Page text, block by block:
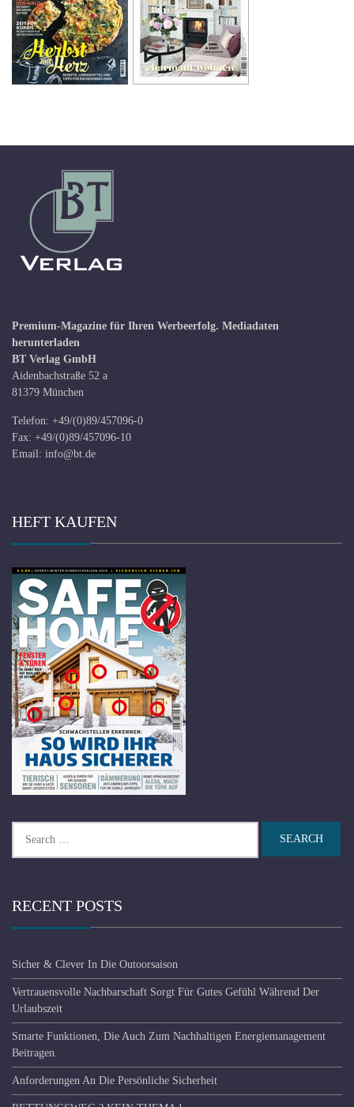
Premium-Magazine für Ihren Werbeerfolg. Mediadaten
herunterladen
BT Verlag GmbH
Aidenbachstraße 52 a
81379 München
Telefon: +49/(0)89/457096-0
Fax: +49/(0)89/457096-10
Email: info@bt.de
HEFT KAUFEN
for:
RECENT POSTS
Sicher & Clever In Die Outoorsaison
Vertrauensvolle Nachbarschaft Sorgt Für Gutes Gefühl Während Der
Urlaubszeit
Smarte Funktionen, Die Auch Zum Nachhaltigen Energiemanagement
Beitragen.
Anforderungen An Die Persönliche Sicherheit